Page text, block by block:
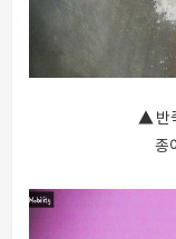
▲ 반
종